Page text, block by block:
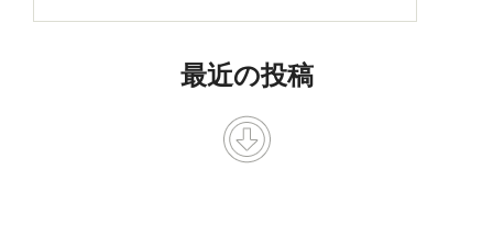
最近の投稿